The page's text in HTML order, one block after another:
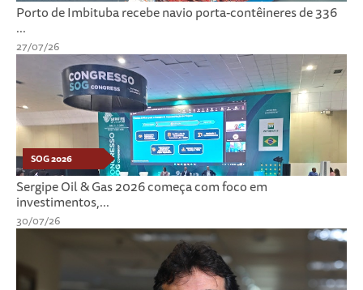
Porto de Imbituba recebe navio porta-contêineres de 336
...
27/07/26
SOG 2026
Sergipe Oil & Gas 2026 começa com foco em
investimentos,...
30/07/26